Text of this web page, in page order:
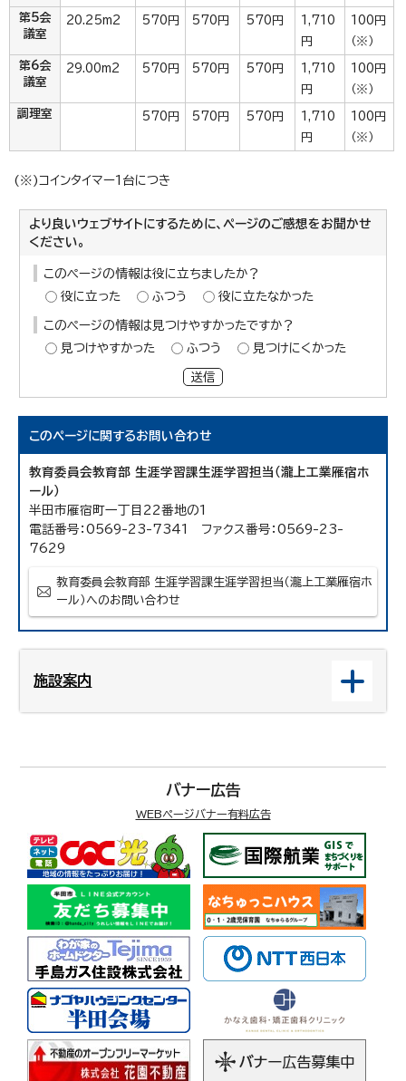
第5会
議室
20.25m2 570円 570円 570円
1,710
円
100円
（※）
第6会
議室
29.00m2 570円 570円 570円
1,710
円
100円
（※）
調理室 570円 570円 570円
1,710
円
100円
（※）
(※)コインタイマー1台につき
より良いウェブサイトにするために、ページのご感想をお聞かせ
ください。
このページの情報は役に立ちましたか？
役に立った
ふつう 役に立たなかった
このページの情報は見つけやすかったですか？
見つけやすかった
ふつう 見つけにくかった
送信
このページに関するお問い合わせ
教育委員会教育部 生涯学習課生涯学習担当（瀧上工業雁宿ホ
ール）
半田市雁宿町一丁目22番地の1
電話番号：0569-23-7341 ファクス番号：0569-23-
7629
教育委員会教育部 生涯学習課生涯学習担当（瀧上工業雁宿ホ
ール）へのお問い合わせ
施設案内
バナー広告
WEBページバナー有料広告